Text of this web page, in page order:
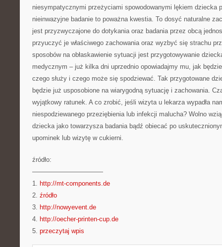
niesympatycznymi przeżyciami spowodowanymi lękiem dziecka
nieinwazyjne badanie to poważna kwestia. To dosyć naturalne
jest przyzwyczajone do dotykania oraz badania przez obcą
przyuczyć je właściwego zachowania oraz wyzbyć się strachu
sposobów na obłaskawienie sytuacji jest przygotowywanie
medycznym – już kilka dni uprzednio opowiadajmy mu, jak
czego służy i czego może się spodziewać. Tak przygotowane
będzie już usposobione na wiarygodną sytuację i zachowania.
wyjątkowy ratunek. A co zrobić, jeśli wizyta u lekarza wypadła
niespodziewanego przeziębienia lub infekcji malucha? Wolno
dziecka jako towarzysza badania bądź obiecać po
upominek lub wizytę w cukierni.
źródło:
———————————
1. http://mt-components.de
2. źródło
3. http://nowyevent.de
4. http://oecher-printen-cup.de
5. przeczytaj wpis